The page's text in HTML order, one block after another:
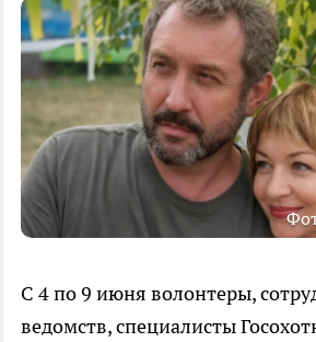
С 4 по 9 июня волонтеры,
ведомств, специалисты